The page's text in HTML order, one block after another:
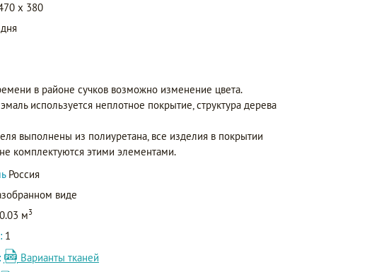
x 380
в районе сучков возможно изменение цвета.
используется неплотное покрытие, структура дерева
выполнены из полиуретана, все изделия в покрытии
комплектуются этими элементами.
Россия
виде
0.03 м3
1
Варианты тканей